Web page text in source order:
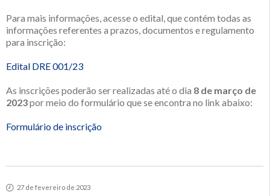
Para mais informações, acesse o edital, que contém todas as
informações referentes a prazos, documentos e regulamento
para inscrição:
Edital DRE 001/23
As inscrições poderão ser realizadas até o dia 8 de março de
2023por meio do formulário que se encontra no link abaixo:
Formulário de inscrição
27 de fevereiro de 2023